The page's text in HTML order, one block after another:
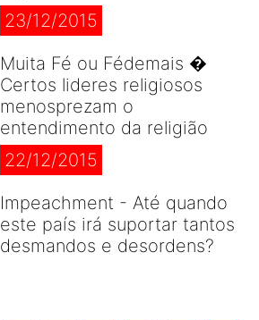
23/12/2015
Muita Fé ou Fédemais �
Certos lideres religiosos
menosprezam o
entendimento da religião
22/12/2015
Impeachment - Até quando
este país irá suportar tantos
desmandos e desordens?